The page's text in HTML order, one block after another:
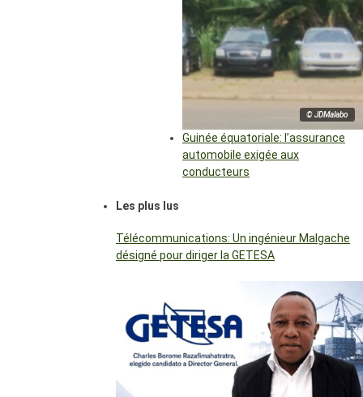
© JDMalabo
Guinée équatoriale: l’assurance
automobile exigée aux
conducteurs
Les plus lus
Télécommunications: Un ingénieur Malgache
désigné pour diriger la GETESA